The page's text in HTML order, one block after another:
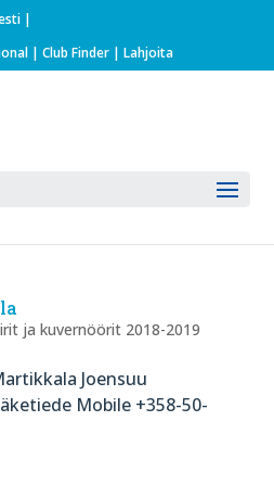
| Club Finder | Lahjoita
ja kuvernöörit 2018-2019
Joensuu
Mobile +358-50-